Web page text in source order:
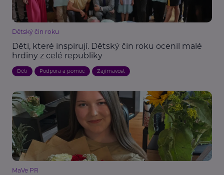
Dětský čin roku
Děti, které inspirují. Dětský čin roku ocenil malé
hrdiny z celé republiky
Děti Podpora a pomoc Zajímavost
MaVe PR